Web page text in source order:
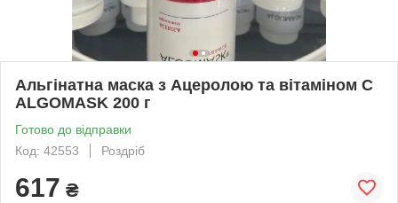
Альгінатна маска з Ацеролою та вітаміном С
ALGOMASK 200 г
Готово до відправки
Код: 42553
Роздріб
617 ₴